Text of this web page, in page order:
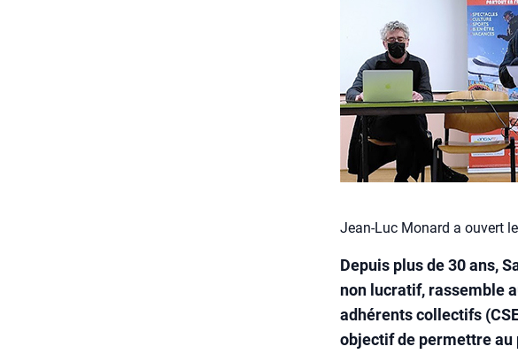
Jean-Luc Monard a ouvert
Depuis plus de 30 ans,
non lucratif, rassemble
adhérents collectifs
objectif de permettre au